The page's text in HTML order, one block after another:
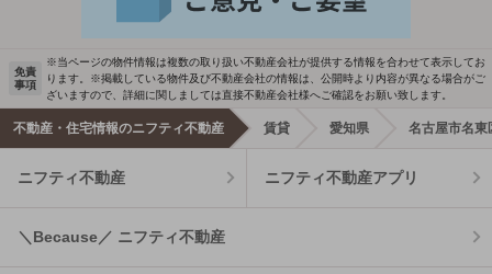
免責
事項
※当ページの物件情報は複数の取り扱い不動産会社が提供する情報を合わせて表示してお
ります。※掲載している物件及び不動産会社の情報は、公開時より内容が異なる場合がご
ざいますので、詳細に関しましては直接不動産会社様へご確認をお願い致します。
不動産・住宅情報のニフティ不動産 賃貸 愛知県 名古屋市名東
ニフティ不動産 ニフティ不動産アプリ
＼Because／ ニフティ不動産